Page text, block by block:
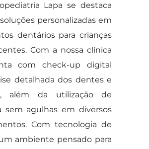
Lapa se destaca
personalizadas em
dentários para crianças
Com a nossa clínica
com check-up digital
detalhada dos dentes e
além da utilização de
sem agulhas em diversos
Com tecnologia de
ambiente pensado para